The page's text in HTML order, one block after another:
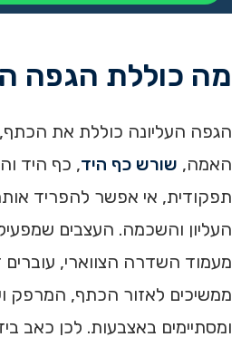
מה כוללת הגפה
הגפה העליונה כוללת את
האמה, שורש כף היד, כף היד
תפקודית, אי אפשר להפריד
העליון והשכמה. העצבים
מעמוד השדרה הצווארי,
ממשיכים לאזור הכתף, המרפק
ומסתיימים באצבעות. לכן כאב